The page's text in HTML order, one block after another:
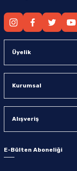
Üyelik
Kurumsal
Alışveriş
E-Bülten Aboneliği